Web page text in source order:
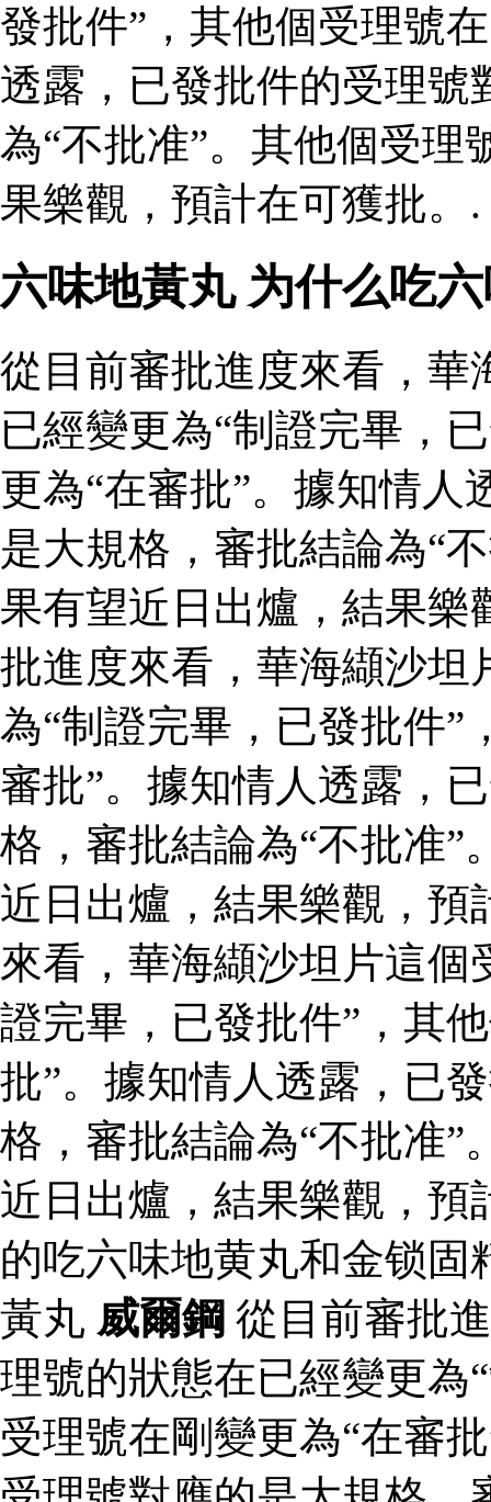
發批件”，其他個受理號
透露，已發批件的受理號
為“不批准”。其他個受理
果樂觀，預計在可獲批。.
六味地黃丸 为什么吃
從目前審批進度來看，華
已經變更為“制證完畢，
更為“在審批”。據知情
是大規格，審批結論為“
果有望近日出爐，結果樂
批進度來看，華海纈沙坦
為“制證完畢，已發批件”
審批”。據知情人透露，
格，審批結論為“不批准”
近日出爐，結果樂觀，預
來看，華海纈沙坦片這個
證完畢，已發批件”，其
批”。據知情人透露，已
格，審批結論為“不批准”
近日出爐，結果樂觀，
的吃六味地黄丸和金锁
黃丸 威爾鋼 從目前審批
理號的狀態在已經變更為
受理號在剛變更為“在審